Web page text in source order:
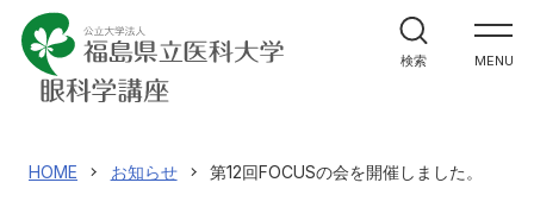
MENU
ホーム
教室紹介
研究・実績
検索
HOME お知らせ 第12回FOCUSの会を開催しました。